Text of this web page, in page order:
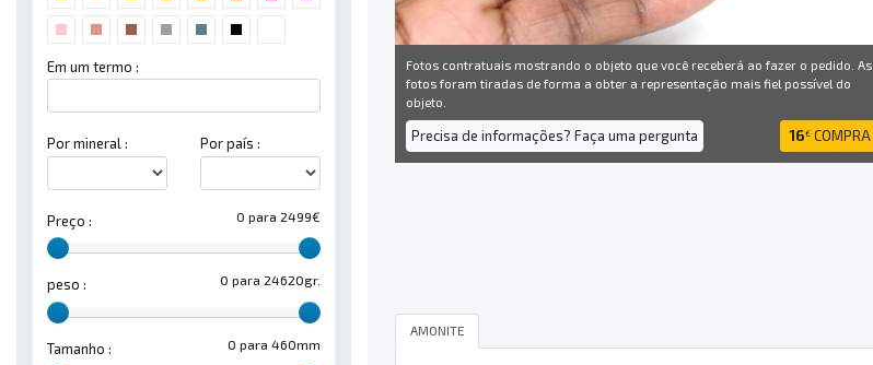
Em um termo :
Por mineral : Por país :
0 para 2499€
Preço :
0 para 24620gr.
peso :
0 para 460mm
Tamanho :
Fotos contratuais mostrando o objeto que você receberá ao fazer o pedido. As
fotos foram tiradas de forma a obter a representação mais fiel possível do
objeto.
Precisa de informações? Faça uma pergunta 16€ COMPRA
AMONITE